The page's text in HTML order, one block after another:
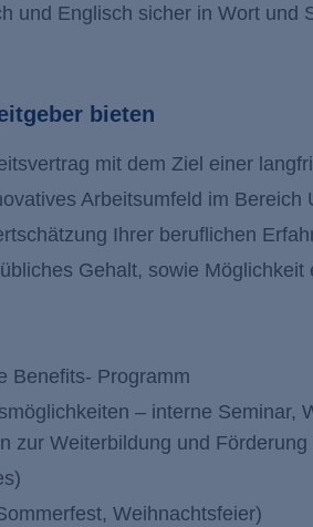
und Englisch sicher in Wort und
bieten
mit dem Ziel einer
Arbeitsumfeld im
Ihrer beruflichen
Gehalt, sowie
Benefits- Programm
– interne Seminar,
zur Weiterbildung und
Weihnachtsfeier)